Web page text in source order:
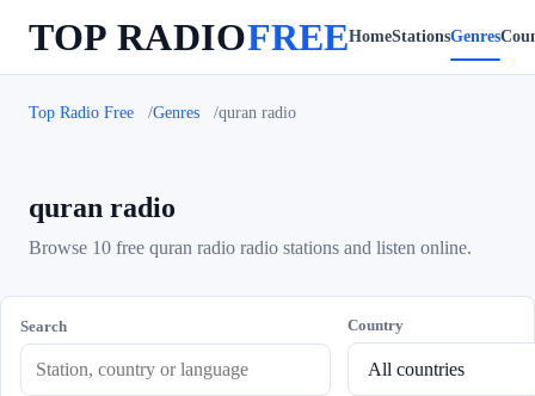
TOP RADIOFREEHomeStationsGenres
Top Radio Free Genres quran radio
quran radio
Browse 10 free quran radio radio stations and listen online.
Search Country